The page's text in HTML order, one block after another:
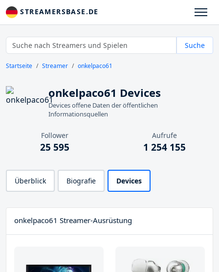
STREAMERSBASE.DE
Suche
Startseite Streamer onkelpaco61
onkelpaco61 Devices
Devices offene Daten der öffentlichen
Informationsquellen
Follower
25 595
Aufrufe
1 254 155
Überblick Biografie Devices
onkelpaco61 Streamer-Ausrüstung